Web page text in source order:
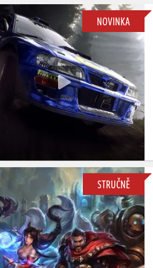
NOVINKA
STRUČNĚ